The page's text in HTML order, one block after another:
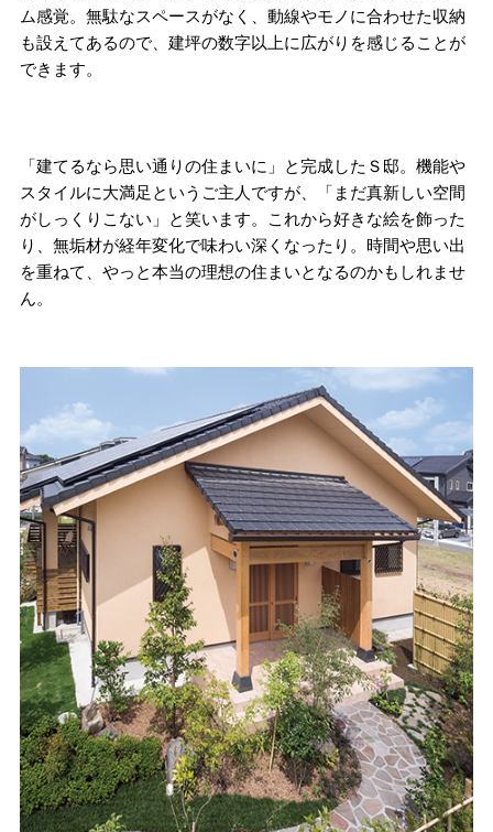
ム感覚。無駄なスペースがなく、動線やモノに合わせた収納
も設えてあるので、建坪の数字以上に広がりを感じることが
できます。
「建てるなら思い通りの住まいに」と完成したＳ邸。機能や
スタイルに大満足というご主人ですが、「まだ真新しい空間
がしっくりこない」と笑います。これから好きな絵を飾った
り、無垢材が経年変化で味わい深くなったり。時間や思い出
を重ねて、やっと本当の理想の住まいとなるのかもしれませ
ん。